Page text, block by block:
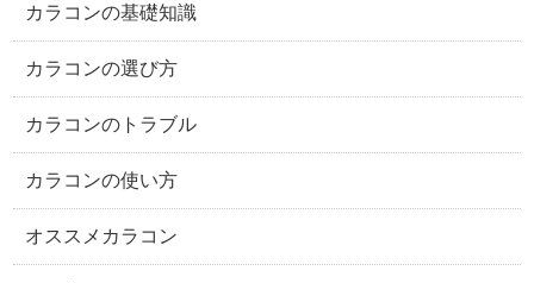
カラコンの基礎知識
カラコンの選び方
カラコンのトラブル
カラコンの使い方
オススメカラコン